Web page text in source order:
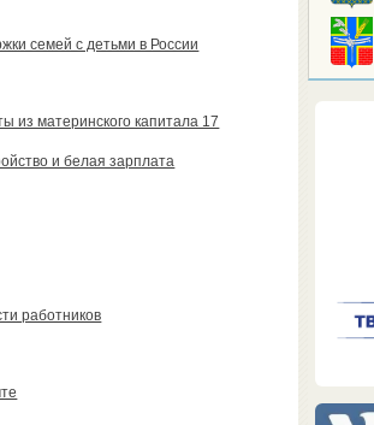
семей с детьми в России
материнского капитала 17
и белая зарплата
работников